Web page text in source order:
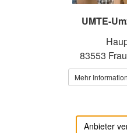
UMTE-
83553
Mehr
Anbieter